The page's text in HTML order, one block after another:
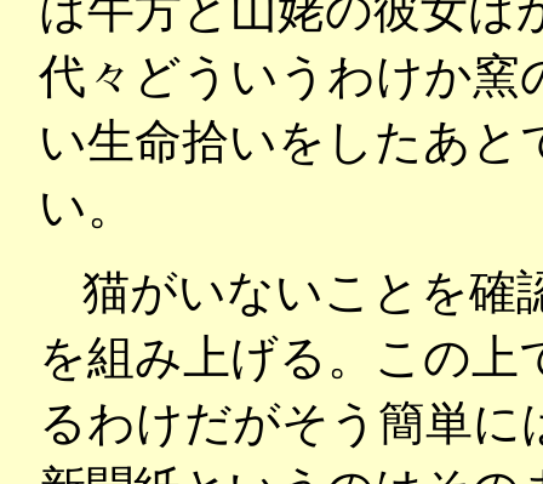
代々どういうわけか窯
い生命拾いをしたあ
い。
猫がいないことを確
を組み上げる。この
るわけだがそう簡単